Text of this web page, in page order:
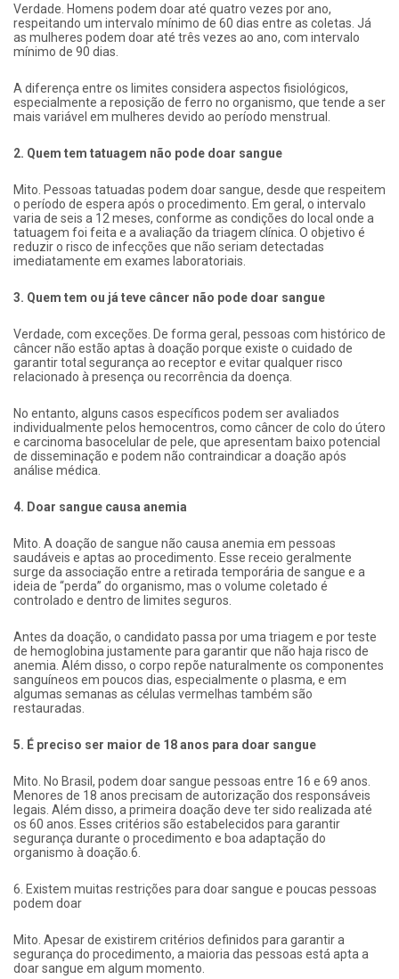
Verdade. Homens podem doar até quatro vezes por ano,
respeitando um intervalo mínimo de 60 dias entre as coletas. Já
as mulheres podem doar até três vezes ao ano, com intervalo
mínimo de 90 dias.
A diferença entre os limites considera aspectos fisiológicos,
especialmente a reposição de ferro no organismo, que tende a ser
mais variável em mulheres devido ao período menstrual.
2. Quem tem tatuagem não pode doar sangue
Mito. Pessoas tatuadas podem doar sangue, desde que respeitem
o período de espera após o procedimento. Em geral, o intervalo
varia de seis a 12 meses, conforme as condições do local onde a
tatuagem foi feita e a avaliação da triagem clínica. O objetivo é
reduzir o risco de infecções que não seriam detectadas
imediatamente em exames laboratoriais.
3. Quem tem ou já teve câncer não pode doar sangue
Verdade, com exceções. De forma geral, pessoas com histórico de
câncer não estão aptas à doação porque existe o cuidado de
garantir total segurança ao receptor e evitar qualquer risco
relacionado à presença ou recorrência da doença.
No entanto, alguns casos específicos podem ser avaliados
individualmente pelos hemocentros, como câncer de colo do útero
e carcinoma basocelular de pele, que apresentam baixo potencial
de disseminação e podem não contraindicar a doação após
análise médica.
4. Doar sangue causa anemia
Mito. A doação de sangue não causa anemia em pessoas
saudáveis e aptas ao procedimento. Esse receio geralmente
surge da associação entre a retirada temporária de sangue e a
ideia de “perda” do organismo, mas o volume coletado é
controlado e dentro de limites seguros.
Antes da doação, o candidato passa por uma triagem e por teste
de hemoglobina justamente para garantir que não haja risco de
anemia. Além disso, o corpo repõe naturalmente os componentes
sanguíneos em poucos dias, especialmente o plasma, e em
algumas semanas as células vermelhas também são
restauradas.
5. É preciso ser maior de 18 anos para doar sangue
Mito. No Brasil, podem doar sangue pessoas entre 16 e 69 anos.
Menores de 18 anos precisam de autorização dos responsáveis
legais. Além disso, a primeira doação deve ter sido realizada até
os 60 anos. Esses critérios são estabelecidos para garantir
segurança durante o procedimento e boa adaptação do
organismo à doação.6.
6. Existem muitas restrições para doar sangue e poucas pessoas
podem doar
Mito. Apesar de existirem critérios definidos para garantir a
segurança do procedimento, a maioria das pessoas está apta a
doar sangue em algum momento.